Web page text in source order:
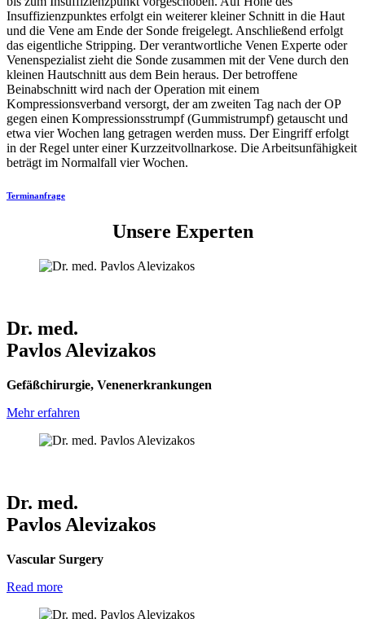
Insuffizienzpunktes erfolgt ein weiterer kleiner Schnitt in die Haut
und die Vene am Ende der Sonde freigelegt. Anschließend erfolgt
das eigentliche Stripping. Der verantwortliche Venen Experte oder
Venenspezialist zieht die Sonde zusammen mit der Vene durch den
kleinen Hautschnitt aus dem Bein heraus. Der betroffene
Beinabschnitt wird nach der Operation mit einem
Kompressionsverband versorgt, der am zweiten Tag nach der OP
gegen einen Kompressionsstrumpf (Gummistrumpf) getauscht und
etwa vier Wochen lang getragen werden muss. Der Eingriff erfolgt
in der Regel unter einer Kurzzeitvollnarkose. Die Arbeitsunfähigkeit
beträgt im Normalfall vier Wochen.
Terminanfrage
Unsere Experten
Dr. med.
Pavlos Alevizakos
Gefäßchirurgie, Venenerkrankungen
Mehr erfahren
Dr. med.
Pavlos Alevizakos
Vascular Surgery
Read more